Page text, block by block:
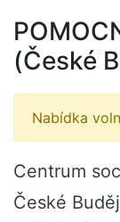
(České
Nabídka
Centrum
České